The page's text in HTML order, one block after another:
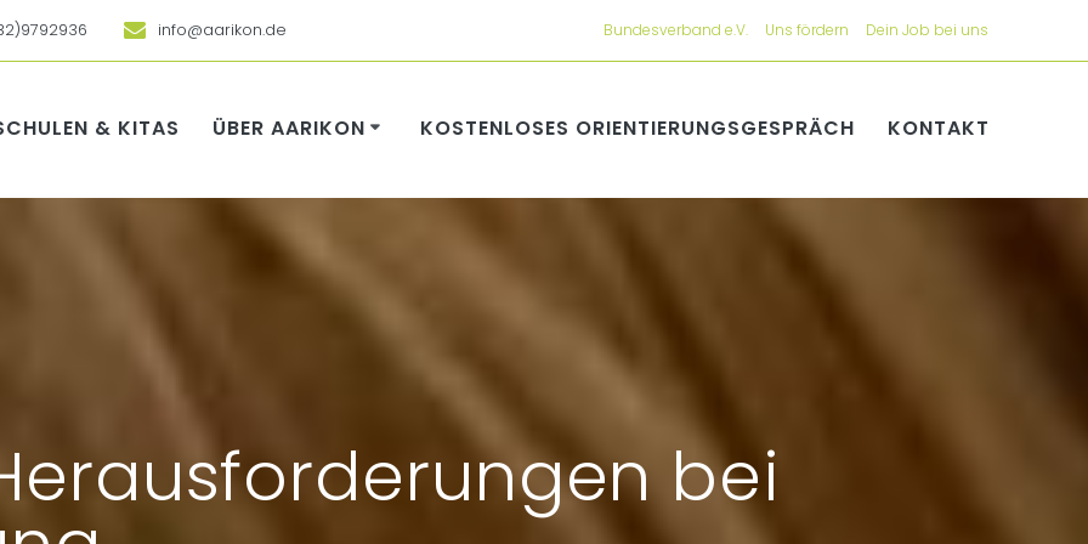
info@aarikon.de Bundesverband e.V. Uns fördern Dein Job bei uns
& KITAS ÜBER AARIKON KOSTENLOSES ORIENTIERUNGSGESPRÄCH KONTAKT
bei